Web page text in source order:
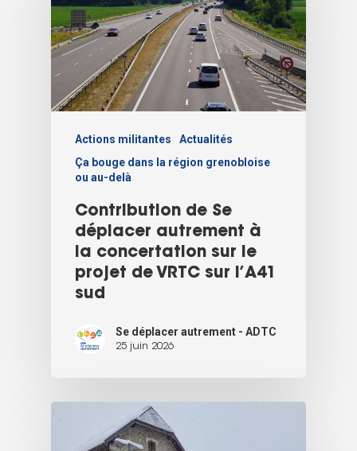
Actions militantes
Actualités
Ça bouge dans la région grenobloise
ou au-delà
Contribution de Se
déplacer autrement à
la concertation sur le
projet de VRTC sur l’A41
sud
Se déplacer autrement - ADTC
25 juin 2026